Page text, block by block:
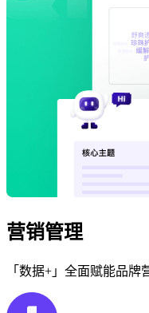
营销管理
「数据+」全面赋能品